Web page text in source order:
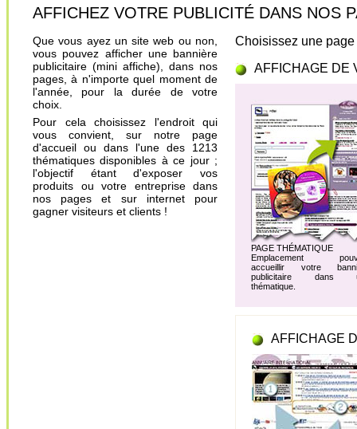
AFFICHEZ VOTRE PUBLICITÉ DANS NOS
Que vous ayez un site web ou non,
vous pouvez afficher une bannière
publicitaire (mini affiche), dans nos
pages, à n'importe quel moment de
l'année, pour la durée de votre
choix.
Pour cela choisissez l'endroit qui
vous convient, sur notre page
d'accueil ou dans l'une des 1213
thématiques disponibles à ce jour ;
l'objectif étant d'exposer vos
produits ou votre entreprise dans
nos pages et sur internet pour
gagner visiteurs et clients !
Choisissez une
AFFICHAGE DE
PAGE THÉMATIQUE
Emplacement
accueillir votre
publicitaire dans
thématique.
AFFICHAGE